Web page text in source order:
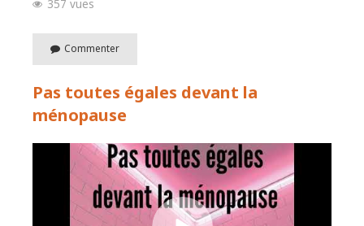
357 vues
Commenter
Pas toutes égales devant la
ménopause